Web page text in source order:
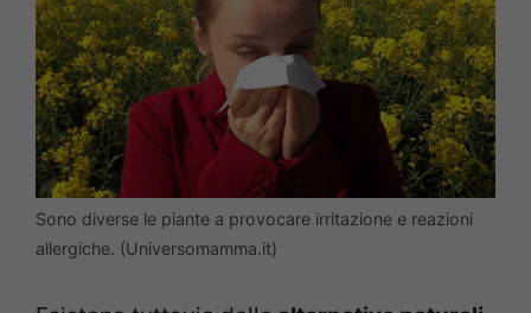
Sono diverse le piante a provocare irritazione e reazioni
allergiche. (Universomamma.it)